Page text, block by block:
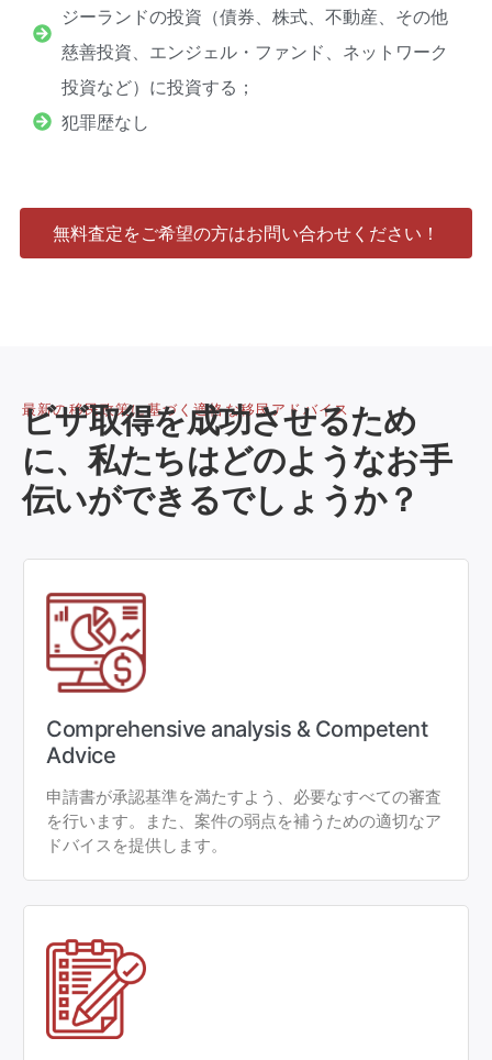
ジーランドの投資（債券、株式、不動産、その他
慈善投資、エンジェル・ファンド、ネットワーク
投資など）に投資する；
犯罪歴なし
無料査定をご希望の方はお問い合わせください！
最新の移民政策に基づく適格な移民アドバイス
ビザ取得を成功させるため
に、私たちはどのようなお手
伝いができるでしょうか？
Comprehensive analysis & Competent
Advice
申請書が承認基準を満たすよう、必要なすべての審査
を行います。また、案件の弱点を補うための適切なア
ドバイスを提供します。